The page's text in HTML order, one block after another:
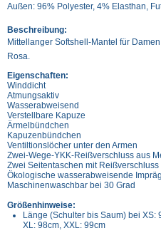
Außen: 96% Polyester, 4% Elasthan,
Beschreibung:
Mittellanger Softshell-Mantel für
Rosa.
Eigenschaften:
Winddicht
Atmungsaktiv
Wasserabweisend
Verstellbare Kapuze
Ärmelbündchen
Kapuzenbündchen
Ventiltionslöcher unter den Armen
Zwei-Wege-YKK-Reißverschluss aus
Zwei Seitentaschen mit Reißverschluss
Ökologische wasserabweisende
Maschinenwaschbar bei 30 Grad
Größenhinweise:
Länge (Schulter bis Saum) bei XS:
XL: 98cm, XXL: 99cm